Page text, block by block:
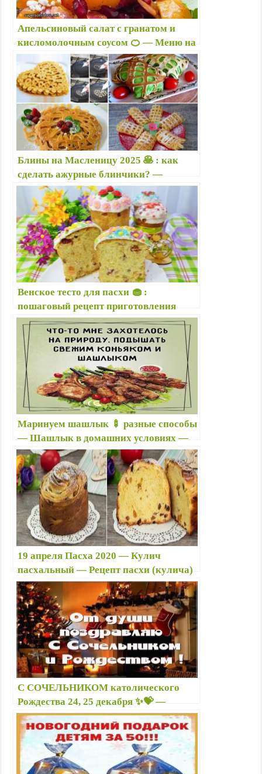
n
i
k
i
Апельсиновый салат с гранатом и
кисломолочным соусом 🍊 — Меню на
Новый год 2025: 🎄🥗 что готовить
новое и интересное
Блины на Масленицу 2025 🥞 : как
сделать ажурные блинчики? —
Кружевные блины — Рецепты блинов
с фото — Оригинальные блины на
блинную (масленичную) неделю
Венское тесто для пасхи 🧁 :
пошаговый рецепт приготовления
пасхального кулича из венского теста
в духовке и хлебопечке
Маринуем шашлык 🍢 разные способы
— Шашлык в домашних условиях —
Как замариновать шашлык —
Шашлык как вкусно замариновать и
приготовить
19 апреля Пасха 2020 — Кулич
пасхальный — Рецепт пасхи (кулича)
простой вкусный: с изюмом, цукатами,
курагой — Кулич на заварном тесте
С СОЧЕЛЬНИКОМ католического
Рождества 24, 25 декабря ✨💝 —
Открытки с Рождеством и Новым
годом